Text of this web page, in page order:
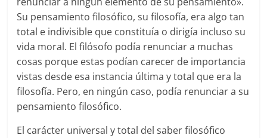
Su pensamiento filosófico, su filosofía, era algo tan
total e indivisible que constituía o dirigía incluso su
vida moral. El filósofo podía renunciar a muchas
cosas porque estas podían carecer de importancia
vistas desde esa instancia última y total que era la
filosofía. Pero, en ningún caso, podía renunciar a su
pensamiento filosófico.
El carácter universal y total del saber filosófico